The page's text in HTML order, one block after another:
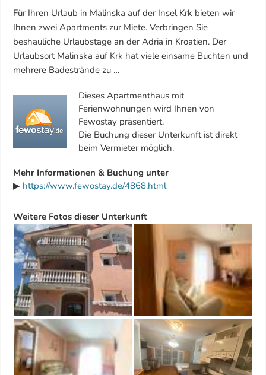
Für Ihren Urlaub in Malinska auf der Insel Krk bieten wir
Ihnen zwei Apartments zur Miete. Verbringen Sie
beshauliche Urlaubstage an der Adria in Kroatien. Der
Urlaubsort Malinska auf Krk hat viele einsame Buchten und
mehrere Badestrände zu …
Dieses Apartmenthaus mit
Ferienwohnungen wird Ihnen von
Fewostay präsentiert.
Die Buchung dieser Unterkunft ist direkt
beim Vermieter möglich.
Mehr Informationen & Buchung unter
▶ https://www.fewostay.de/4868.html
Weitere Fotos dieser Unterkunft